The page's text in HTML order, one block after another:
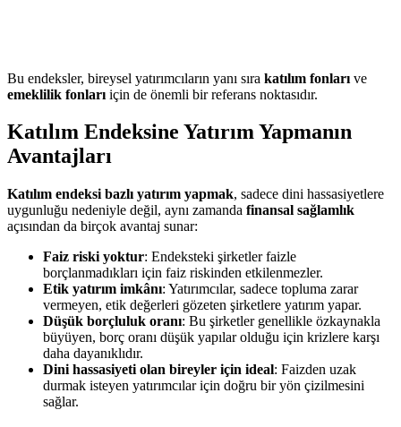
Bu endeksler, bireysel yatırımcıların yanı sıra katılım fonları ve
emeklilik fonları için de önemli bir referans noktasıdır.
Katılım Endeksine Yatırım Yapmanın
Avantajları
Katılım endeksi bazlı yatırım yapmak, sadece dini hassasiyetlere
uygunluğu nedeniyle değil, aynı zamanda finansal sağlamlık
açısından da birçok avantaj sunar:
Faiz riski yoktur: Endeksteki şirketler faizle
borçlanmadıkları için faiz riskinden etkilenmezler.
Etik yatırım imkânı: Yatırımcılar, sadece topluma zarar
vermeyen, etik değerleri gözeten şirketlere yatırım yapar.
Düşük borçluluk oranı: Bu şirketler genellikle özkaynakla
büyüyen, borç oranı düşük yapılar olduğu için krizlere karşı
daha dayanıklıdır.
Dini hassasiyeti olan bireyler için ideal: Faizden uzak
durmak isteyen yatırımcılar için doğru bir yön çizilmesini
sağlar.